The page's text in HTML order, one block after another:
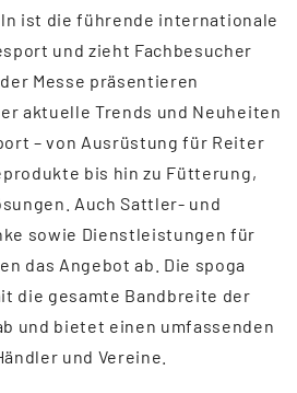
ist die führende internationale
und zieht Fachbesucher
Messe präsentieren
aktuelle Trends und Neuheiten
– von Ausrüstung für Reiter
bis hin zu Fütterung,
Auch Sattler- und
sowie Dienstleistungen für
das Angebot ab. Die spoga
die gesamte Bandbreite der
und bietet einen umfassenden
und Vereine.